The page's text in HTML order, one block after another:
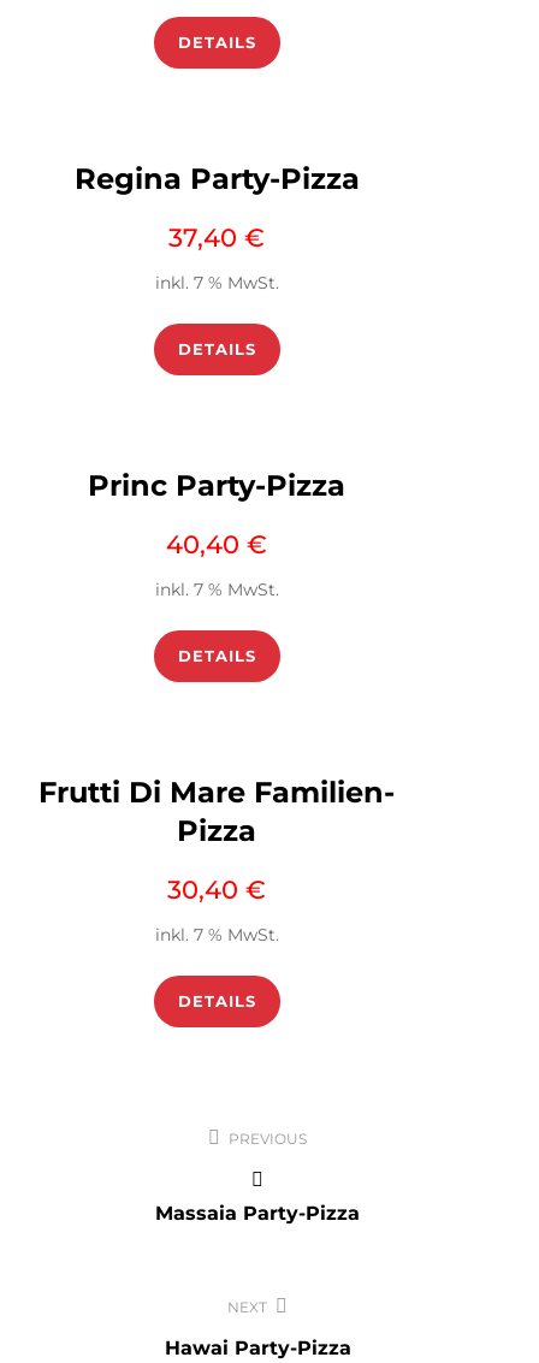
DETAILS
Regina Party-Pizza
37,40 €
inkl. 7 % MwSt.
DETAILS
Princ Party-Pizza
40,40 €
inkl. 7 % MwSt.
DETAILS
Frutti Di Mare Familien-
Pizza
30,40 €
inkl. 7 % MwSt.
DETAILS
Beitragsnavigation
PREVIOUS
Massaia Party-Pizza
NEXT
Hawai Party-Pizza